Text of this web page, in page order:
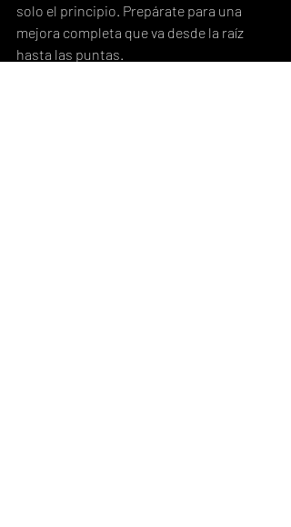
solo el principio. Prepárate para una
mejora completa que va desde la raíz
hasta las puntas.